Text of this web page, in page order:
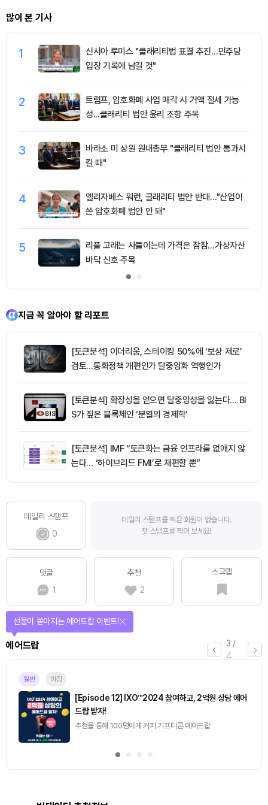
많이 본 기사
1
신시아 루미스 "클래리티법 표결 추진…민주당
입장 기록에 남길 것"
2
트럼프, 암호화폐 사업 매각 시 거액 절세 가능
성...클래리티 법안 윤리 조항 주목
3
바라소 미 상원 원내총무 "클래리티 법안 통과시
킬 때"
4
엘리자베스 워런, 클래리티 법안 반대…"산업이
쓴 암호화폐 법안 안 돼"
5
리플 고래는 사들이는데 가격은 잠잠…가상자산
바닥 신호 주목
지금 꼭 알아야 할 리포트
[토큰분석] 이더리움, 스테이킹 50%에 ‘보상 제로’
검토…통화정책 개편인가 탈중앙화 역행인가
[토큰분석] 확장성을 얻으면 탈중앙성을 잃는다… BI
S가 짚은 블록체인 ‘분열의 경제학’
[토큰분석] IMF “토큰화는 금융 인프라를 없애지 않
는다… ‘하이브리드 FMI’로 재편할 뿐”
데일리 스탬프
0
데일리 스탬프를 찍은 회원이 없습니다.
첫 스탬프를 찍어 보세요!
댓글
1
추천
2
스크랩
3 /
4
에어드랍
선물이 쏟아지는 에어드랍 이벤트!
일반 마감
[Episode 12] IXO™2024 참여하고, 2억원 상당 에어
드랍 받자!
추첨을 통해 100명에게 커피 기프티콘 에어드랍